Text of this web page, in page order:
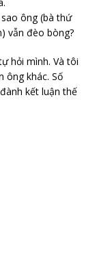
ông (bà thứ
vẫn đèo bòng?
hỏi mình. Và tôi
ông khác. Số
kết luận thế